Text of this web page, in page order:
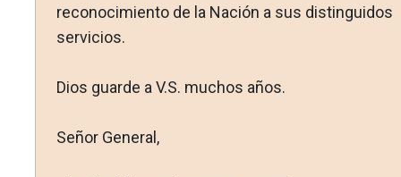
reconocimiento de la Nación a sus distinguidos
servicios.
Dios guarde a V.S. muchos años.
Señor General,